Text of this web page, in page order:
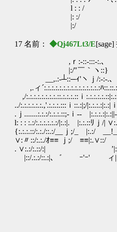
l : : / ＼:
|: :/ ∧: |￣
|:/ }
17 名前： ◆Qj467Lt3/E
,ｒ:-::‐:::-:.､
|:/"￣｀ヽ::}
__,.:-┴::─ｨ'ヽｊ/:‐:-.､
,.ィ´:.:.:.:.:.:.:.:.:.:.:.:.:.:.:ﾊ
,/:.:.:.:.:.:.:.:.::.:.:.:.::ｉ
../:.:.:.:.:.:.,'.:.:.:.:::ｉ::.:|;/|:.:.:.:|:.:|
.ｊ.......:.:.:/:.:.:.::;-ｉ‐-
l: : : :.:/:.:.:.:.:.:/|:.:|. |:.:.::ﾘｊ/|
{:.:.:.::/:.:./::.:/__ｊ;/_ |:.:/
∨:〃::/:.:./ｵ≡≡ ｊ;/ ≡≡|:.∨::/
. ∨:.:/:.::/:|
|::/.:.:/::.:|､゛ ｰ'ｰ' ィ
…………